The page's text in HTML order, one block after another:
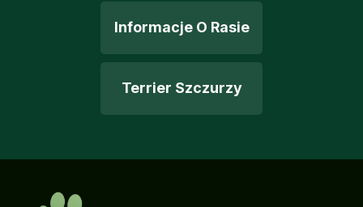
Informacje O Rasie
Terrier Szczurzy